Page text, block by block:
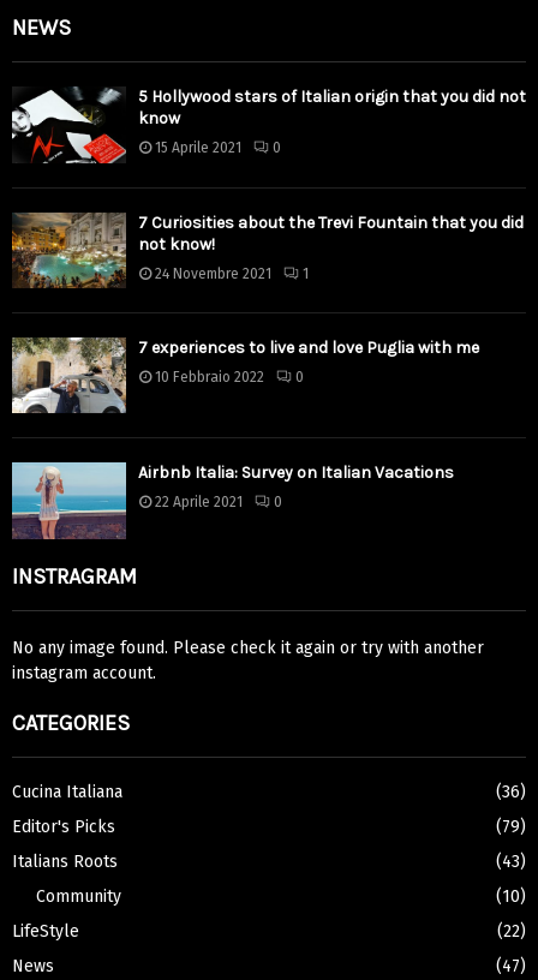
NEWS
5 Hollywood stars of Italian origin that you did not
know
15 Aprile 2021 0
7 Curiosities about the Trevi Fountain that you did
not know!
24 Novembre 2021 1
7 experiences to live and love Puglia with me
10 Febbraio 2022 0
Airbnb Italia: Survey on Italian Vacations
22 Aprile 2021 0
INSTRAGRAM
No any image found. Please check it again or try with another
instagram account.
CATEGORIES
Cucina Italiana
(36)
Editor's Picks
(79)
Italians Roots
(43)
Community
(10)
LifeStyle
(22)
News
(47)